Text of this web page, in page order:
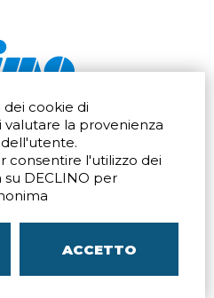
cookie di
la provenienza
consentire l'utilizzo dei
DECLINO per
ACCETTO
Tel. +39 039 672520
Fax +39 039 672568
Email
Via San Crispino 64
Padova (PD) 35129
05096770150– C.C.I.A.A. di